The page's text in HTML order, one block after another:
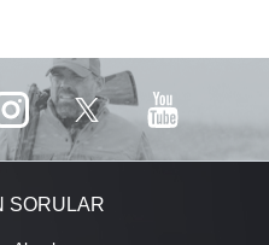
SORULAR